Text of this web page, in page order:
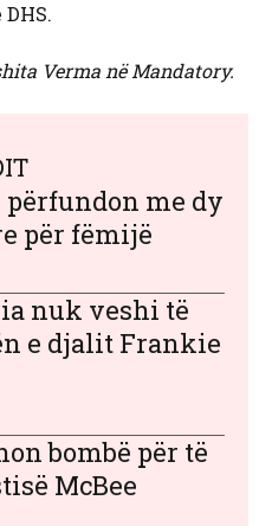
Verma në Mandatory.
përfundon me dy
për fëmijë
nuk veshi të
e djalit Frankie
bombë për të
McBee